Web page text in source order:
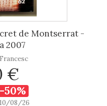
de Montserrat -
2007
€
-50%
08/26